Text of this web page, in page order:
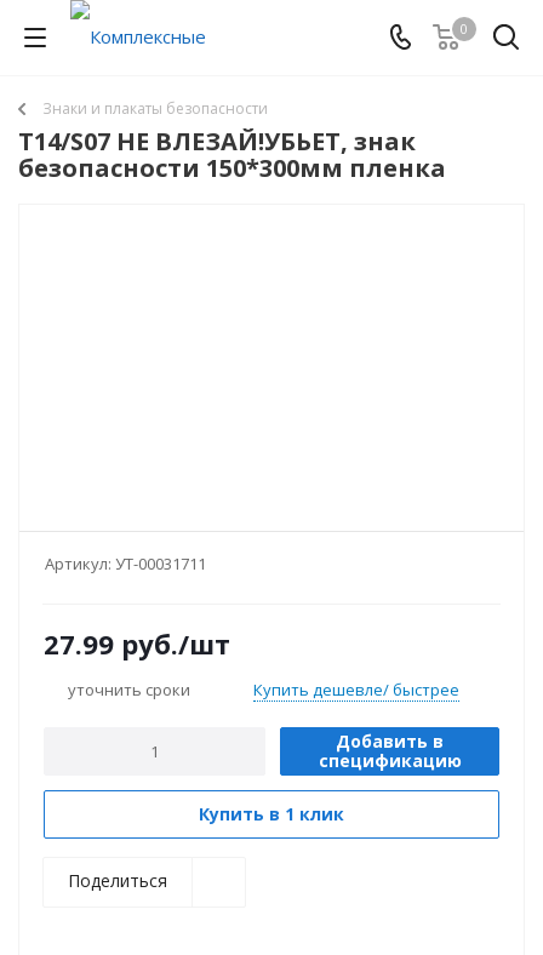
0
Знаки и плакаты безопасности
T14/S07 НЕ ВЛЕЗАЙ!УБЬЕТ, знак
безопасности 150*300мм пленка
Артикул: УТ-00031711
27.99 руб./шт
уточнить сроки Купить дешевле/ быстрее
Добавить в
спецификацию
Купить в 1 клик
Поделиться